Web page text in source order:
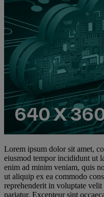
Lorem ipsum dolor sit amet,
eiusmod tempor incididunt ut
enim ad minim veniam, quis
ut aliquip ex ea commodo
reprehenderit in voluptate
pariatur. Excepteur sint